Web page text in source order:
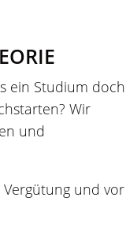
ein Studium doch
Wir
und
und vor